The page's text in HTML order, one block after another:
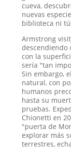
cueva,
nuevas
biblioteca ni
Armstrong
descendiendo
con la
sería "tan
Sin embargo,
natural, con
humanos
hasta su
pruebas.
Chionetti en
"puerta de
explorar más
terrestres,